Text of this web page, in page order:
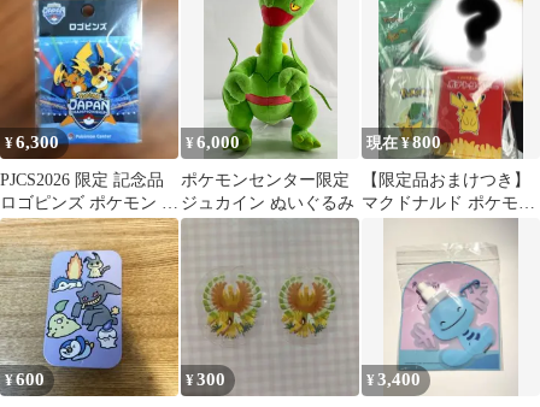
カガワ 香川
¥6,300
PJCS2026 限定 記念品
ロゴピンズ ポケモン メ
ガライチュウ
¥6,000
ポケモンセンター限定
ジュカイン ぬいぐるみ
現在 ¥800
【限定品おまけつき】
マクドナルド ポケモン
4点セット
¥600 ¥300 ¥3,400